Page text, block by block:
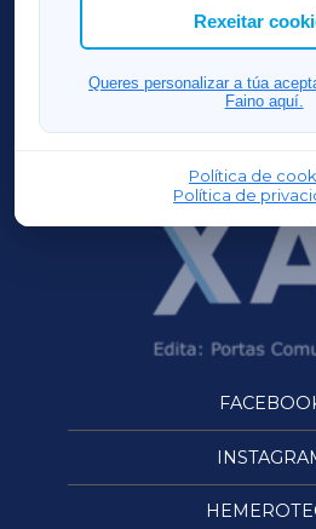
Rexeitar
Queres personalizar a túa
Faino aquí.
Política de
Política de
FERROLXA